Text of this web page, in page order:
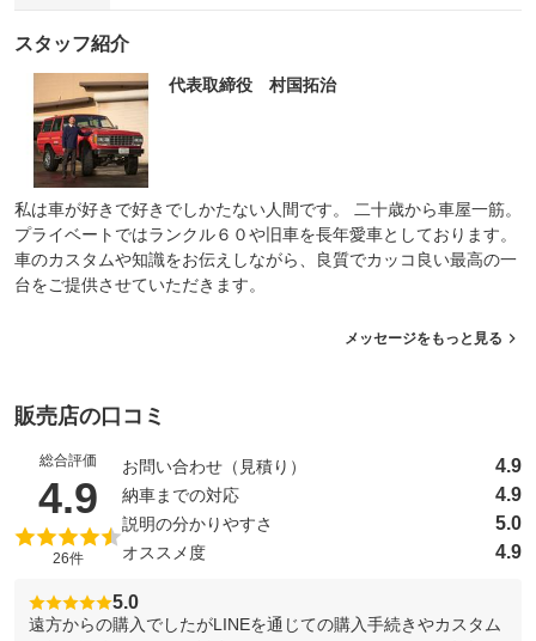
スタッフ紹介
代表取締役 村国拓治
私は車が好きで好きでしかたない人間です。 二十歳から車屋一筋。
プライベートではランクル６０や旧車を長年愛車としております。
車のカスタムや知識をお伝えしながら、良質でカッコ良い最高の一
台をご提供させていただきます。
メッセージをもっと見る
販売店の口コミ
総合評価
4.9 （5点満点中）
26件
お問い合わせ（見積り） 4.9
納車までの対応 4.9
説明の分かりやすさ 5.0
オススメ度 4.9
5.0
遠方からの購入でしたがLINEを通じての購入手続きやカスタム